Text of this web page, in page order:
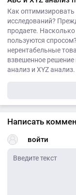
Как
исследований?
продаете.
пользуются
нерентабельные
взвешенное
анализ и XYZ анализ.
Написать
войти